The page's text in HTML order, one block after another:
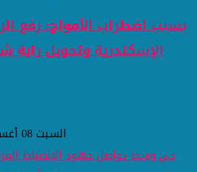
بسبب اضطراب الأمواج: رفع
الإسكندرية وتحويل
السبت 08 أغسطس 2026 08:12 مساءً